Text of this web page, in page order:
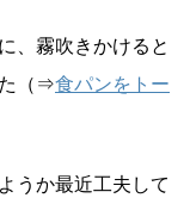
、霧吹きかけると
（⇒食パンをトー
うか最近工夫して